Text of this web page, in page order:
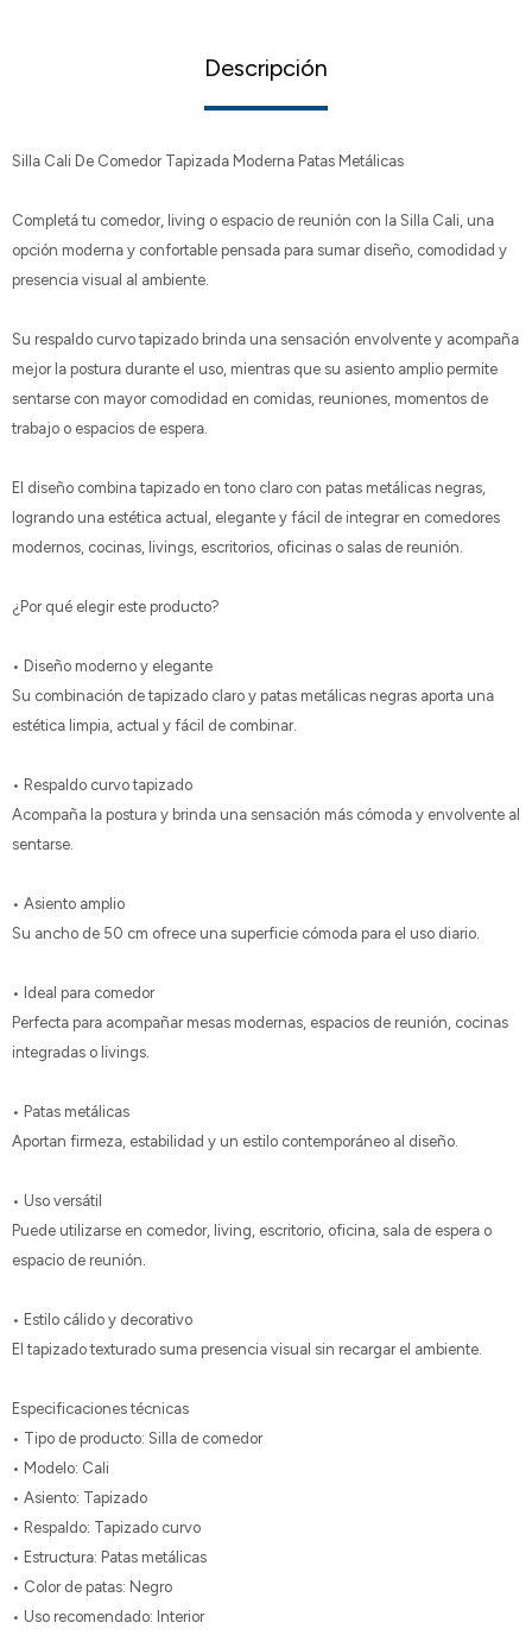
Descripción
Silla Cali De Comedor Tapizada Moderna Patas Metálicas
Completá tu comedor, living o espacio de reunión con la Silla Cali, una
opción moderna y confortable pensada para sumar diseño, comodidad y
presencia visual al ambiente.
Su respaldo curvo tapizado brinda una sensación envolvente y acompaña
mejor la postura durante el uso, mientras que su asiento amplio permite
sentarse con mayor comodidad en comidas, reuniones, momentos de
trabajo o espacios de espera.
El diseño combina tapizado en tono claro con patas metálicas negras,
logrando una estética actual, elegante y fácil de integrar en comedores
modernos, cocinas, livings, escritorios, oficinas o salas de reunión.
¿Por qué elegir este producto?
• Diseño moderno y elegante
Su combinación de tapizado claro y patas metálicas negras aporta una
estética limpia, actual y fácil de combinar.
• Respaldo curvo tapizado
Acompaña la postura y brinda una sensación más cómoda y envolvente al
sentarse.
• Asiento amplio
Su ancho de 50 cm ofrece una superficie cómoda para el uso diario.
• Ideal para comedor
Perfecta para acompañar mesas modernas, espacios de reunión, cocinas
integradas o livings.
• Patas metálicas
Aportan firmeza, estabilidad y un estilo contemporáneo al diseño.
• Uso versátil
Puede utilizarse en comedor, living, escritorio, oficina, sala de espera o
espacio de reunión.
• Estilo cálido y decorativo
El tapizado texturado suma presencia visual sin recargar el ambiente.
Especificaciones técnicas
• Tipo de producto: Silla de comedor
• Modelo: Cali
• Asiento: Tapizado
• Respaldo: Tapizado curvo
• Estructura: Patas metálicas
• Color de patas: Negro
• Uso recomendado: Interior